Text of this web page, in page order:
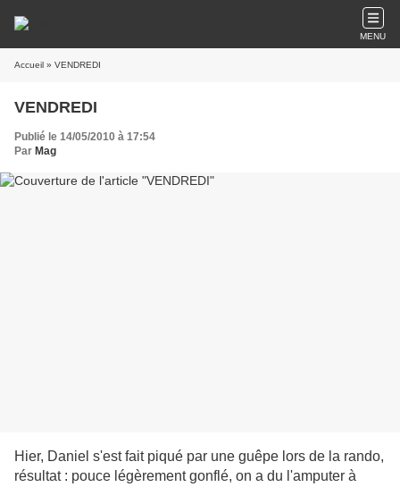
MENU
Accueil » VENDREDI
VENDREDI
Publié le 14/05/2010 à 17:54
Par Mag
Hier, Daniel s'est fait piqué par une guêpe lors de la rando,
résultat : pouce légèrement gonflé, on a du l'amputer à